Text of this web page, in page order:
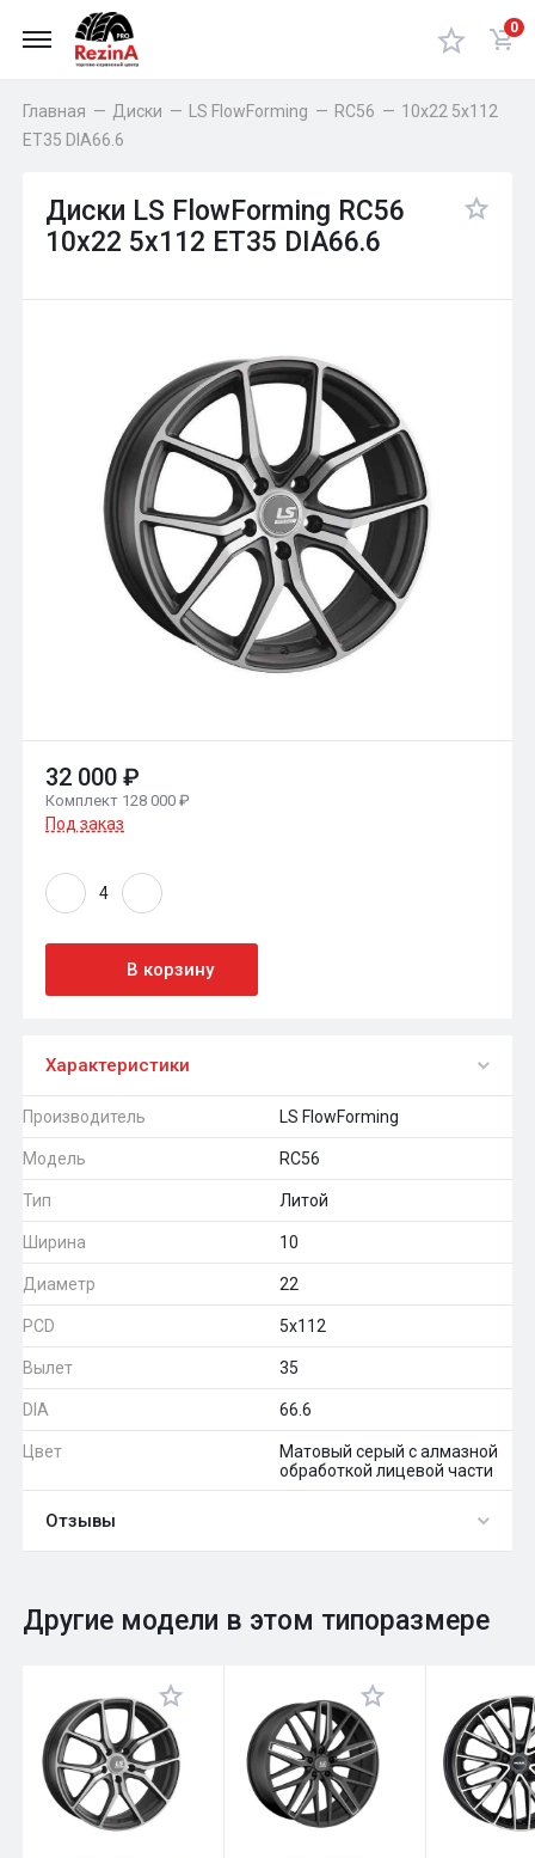
0
Главная — Диски — LS FlowForming — RC56 — 10x22 5x112
ET35 DIA66.6
Диски LS FlowForming RC56
10x22 5x112 ET35 DIA66.6
32 000 ₽
Комплект 128 000 ₽
Под заказ
В корзину
Характеристики
Производитель LS FlowForming
Модель RC56
Тип Литой
Ширина 10
Диаметр 22
PCD 5x112
Вылет 35
DIA 66.6
Цвет
Матовый серый с алмазной
обработкой лицевой части
Отзывы
Оставить отзыв
Общий рейтинг 0
Другие модели в этом типоразмере